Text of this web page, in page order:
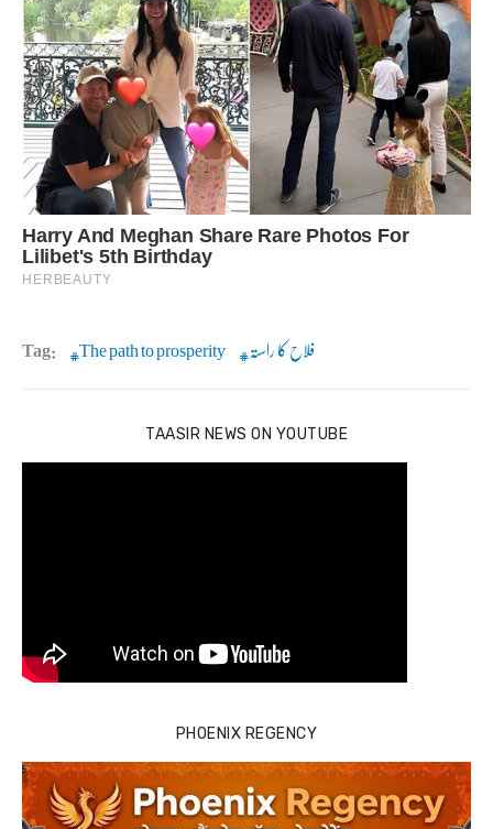
Tag: The path to prosperity فلاح کا راستہ
TAASIR NEWS ON YOUTUBE
PHOENIX REGENCY